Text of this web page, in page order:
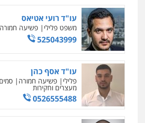
עו"ד רועי אטיאס
משפט פלילי פשיעה חמורה
525043999
עו"ד אסף כהן
פלילי פשיעה חמורה
מעצרים וחקירות
0526555488